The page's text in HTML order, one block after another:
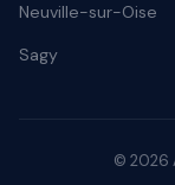
Neuville-sur-Oise
Sagy
© 2026